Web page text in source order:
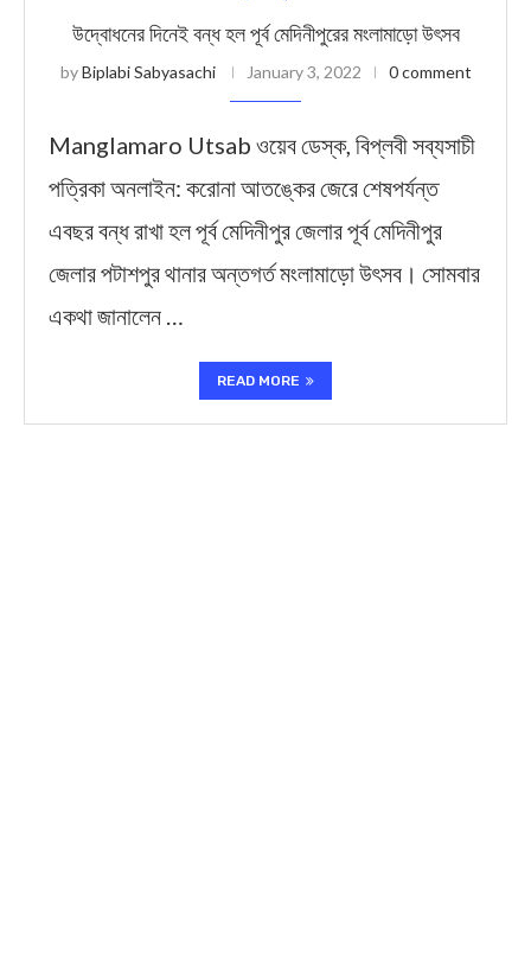
উদ্বোধনের দিনেই বন্ধ হল পূর্ব মেদিনীপুরের মংলামাড়ো উৎসব
byBiplabi Sabyasachi January 3, 2022 0 comment
Manglamaro Utsab ওয়েব ডেস্ক, বিপ্লবী সব্যসাচী
পত্রিকা অনলাইন: করোনা আতঙ্কের জেরে শেষপর্যন্ত
এবছর বন্ধ রাখা হল পূর্ব মেদিনীপুর জেলার পূর্ব মেদিনীপুর
জেলার পটাশপুর থানার অন্তগর্ত মংলামাড়ো উৎসব। সোমবার
একথা জানালেন …
READ MORE